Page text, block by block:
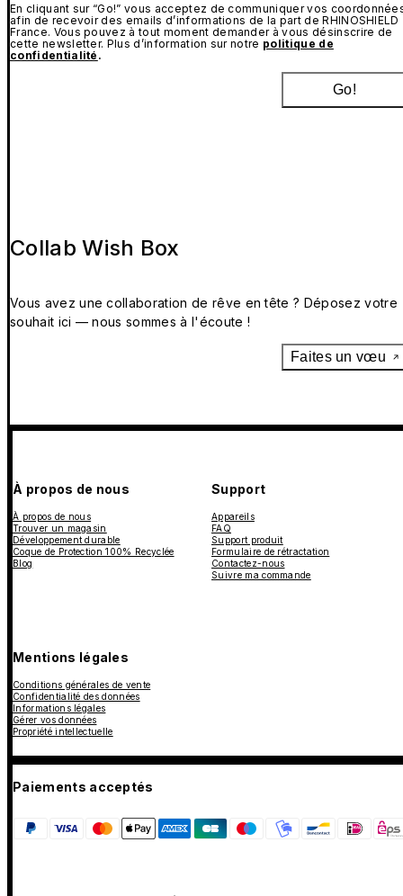
En cliquant sur “Go!” vous acceptez de communiquer vos
afin de recevoir des emails d’informations de la part de RHINOSHIELD
France. Vous pouvez à tout moment demander à vous désinscrire de
cette newsletter. Plus d’information sur notre politique de
confidentialité .
Go!
Collab Wish Box
Vous avez une collaboration de rêve en tête ? Déposez votre
souhait ici — nous sommes à l'écoute !
Faites un vœu
À propos de nous
À propos de nous
Trouver un magasin
Développement durable
Coque de Protection 100% Recyclée
Blog
Support
Appareils
FAQ
Support produit
Formulaire de rétractation
Contactez-nous
Suivre ma commande
Mentions légales
Conditions générales de vente
Confidentialité des données
Informations légales
Gérer vos données
Propriété intellectuelle
Paiements acceptés